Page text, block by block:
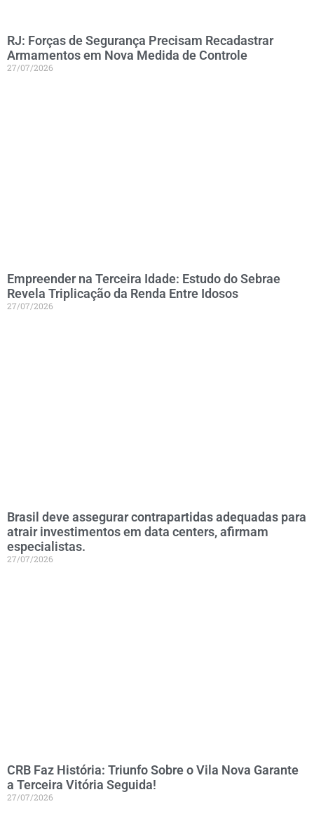
RJ: Forças de Segurança Precisam Recadastrar
Armamentos em Nova Medida de Controle
27/07/2026
Empreender na Terceira Idade: Estudo do Sebrae
Revela Triplicação da Renda Entre Idosos
27/07/2026
Brasil deve assegurar contrapartidas adequadas para
atrair investimentos em data centers, afirmam
especialistas.
27/07/2026
CRB Faz História: Triunfo Sobre o Vila Nova Garante
a Terceira Vitória Seguida!
27/07/2026